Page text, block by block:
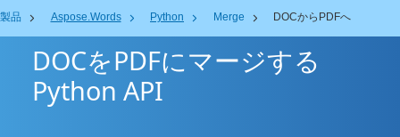
製品 Aspose.Words Python Merge DOCからPDFへ
DOCをPDFにマージする
Python API